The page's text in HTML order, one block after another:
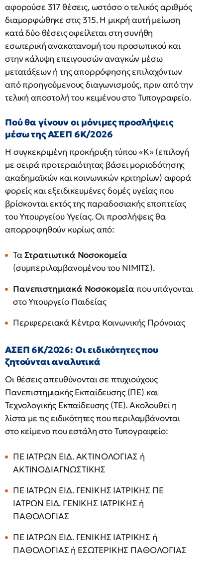
αφορούσε 317 θέσεις, ωστόσο ο τελικός αριθμός
διαμορφώθηκε στις 315. Η μικρή αυτή μείωση
κατά δύο θέσεις οφείλεται στη συνήθη
εσωτερική ανακατανομή του προσωπικού και
στην κάλυψη επειγουσών αναγκών μέσω
μετατάξεων ή της απορρόφησης επιλαχόντων
από προηγούμενους διαγωνισμούς, πριν από την
τελική αποστολή του κειμένου στο Τυπογραφείο.
Πού θα γίνουν οι μόνιμες προσλήψεις
μέσω της ΑΣΕΠ 6Κ/2026
Η συγκεκριμένη προκήρυξη τύπου «Κ» (επιλογή
με σειρά προτεραιότητας βάσει μοριοδότησης
ακαδημαϊκών και κοινωνικών κριτηρίων) αφορά
φορείς και εξειδικευμένες δομές υγείας που
βρίσκονται εκτός της παραδοσιακής εποπτείας
του Υπουργείου Υγείας. Οι προσλήψεις θα
απορροφηθούν κυρίως από:
ΤαΣτρατιωτικά Νοσοκομεία
(συμπεριλαμβανομένου του ΝΙΜΙΤΣ).
Πανεπιστημιακά Νοσοκομεία που υπάγονται
στο Υπουργείο Παιδείας
Περιφερειακά Κέντρα Κοινωνικής Πρόνοιας
ΑΣΕΠ 6Κ/2026: Οι ειδικότητες που
ζητούνται αναλυτικά
Οι θέσεις απευθύνονται σε πτυχιούχους
Πανεπιστημιακής Εκπαίδευσης (ΠΕ) και
Τεχνολογικής Εκπαίδευσης (ΤΕ). Ακολουθεί η
λίστα με τις ειδικότητες που περιλαμβάνονται
στο κείμενο που εστάλη στο Τυπογραφείο:
ΠΕ ΙΑΤΡΩΝ ΕΙΔ. ΑΚΤΙΝΟΛΟΓΙΑΣ ή
ΑΚΤΙΝΟΔΙΑΓΝΩΣΤΙΚΗΣ
ΠΕ ΙΑΤΡΩΝ ΕΙΔ. ΓΕΝΙΚΗΣ ΙΑΤΡΙΚΗΣ ΠΕ
ΙΑΤΡΩΝ ΕΙΔ. ΓΕΝΙΚΗΣ ΙΑΤΡΙΚΗΣ ή
ΠΑΘΟΛΟΓΙΑΣ
ΠΕ ΙΑΤΡΩΝ ΕΙΔ. ΓΕΝΙΚΗΣ ΙΑΤΡΙΚΗΣ ή
ΠΑΘΟΛΟΓΙΑΣ ή ΕΣΩΤΕΡΙΚΗΣ ΠΑΘΟΛΟΓΙΑΣ